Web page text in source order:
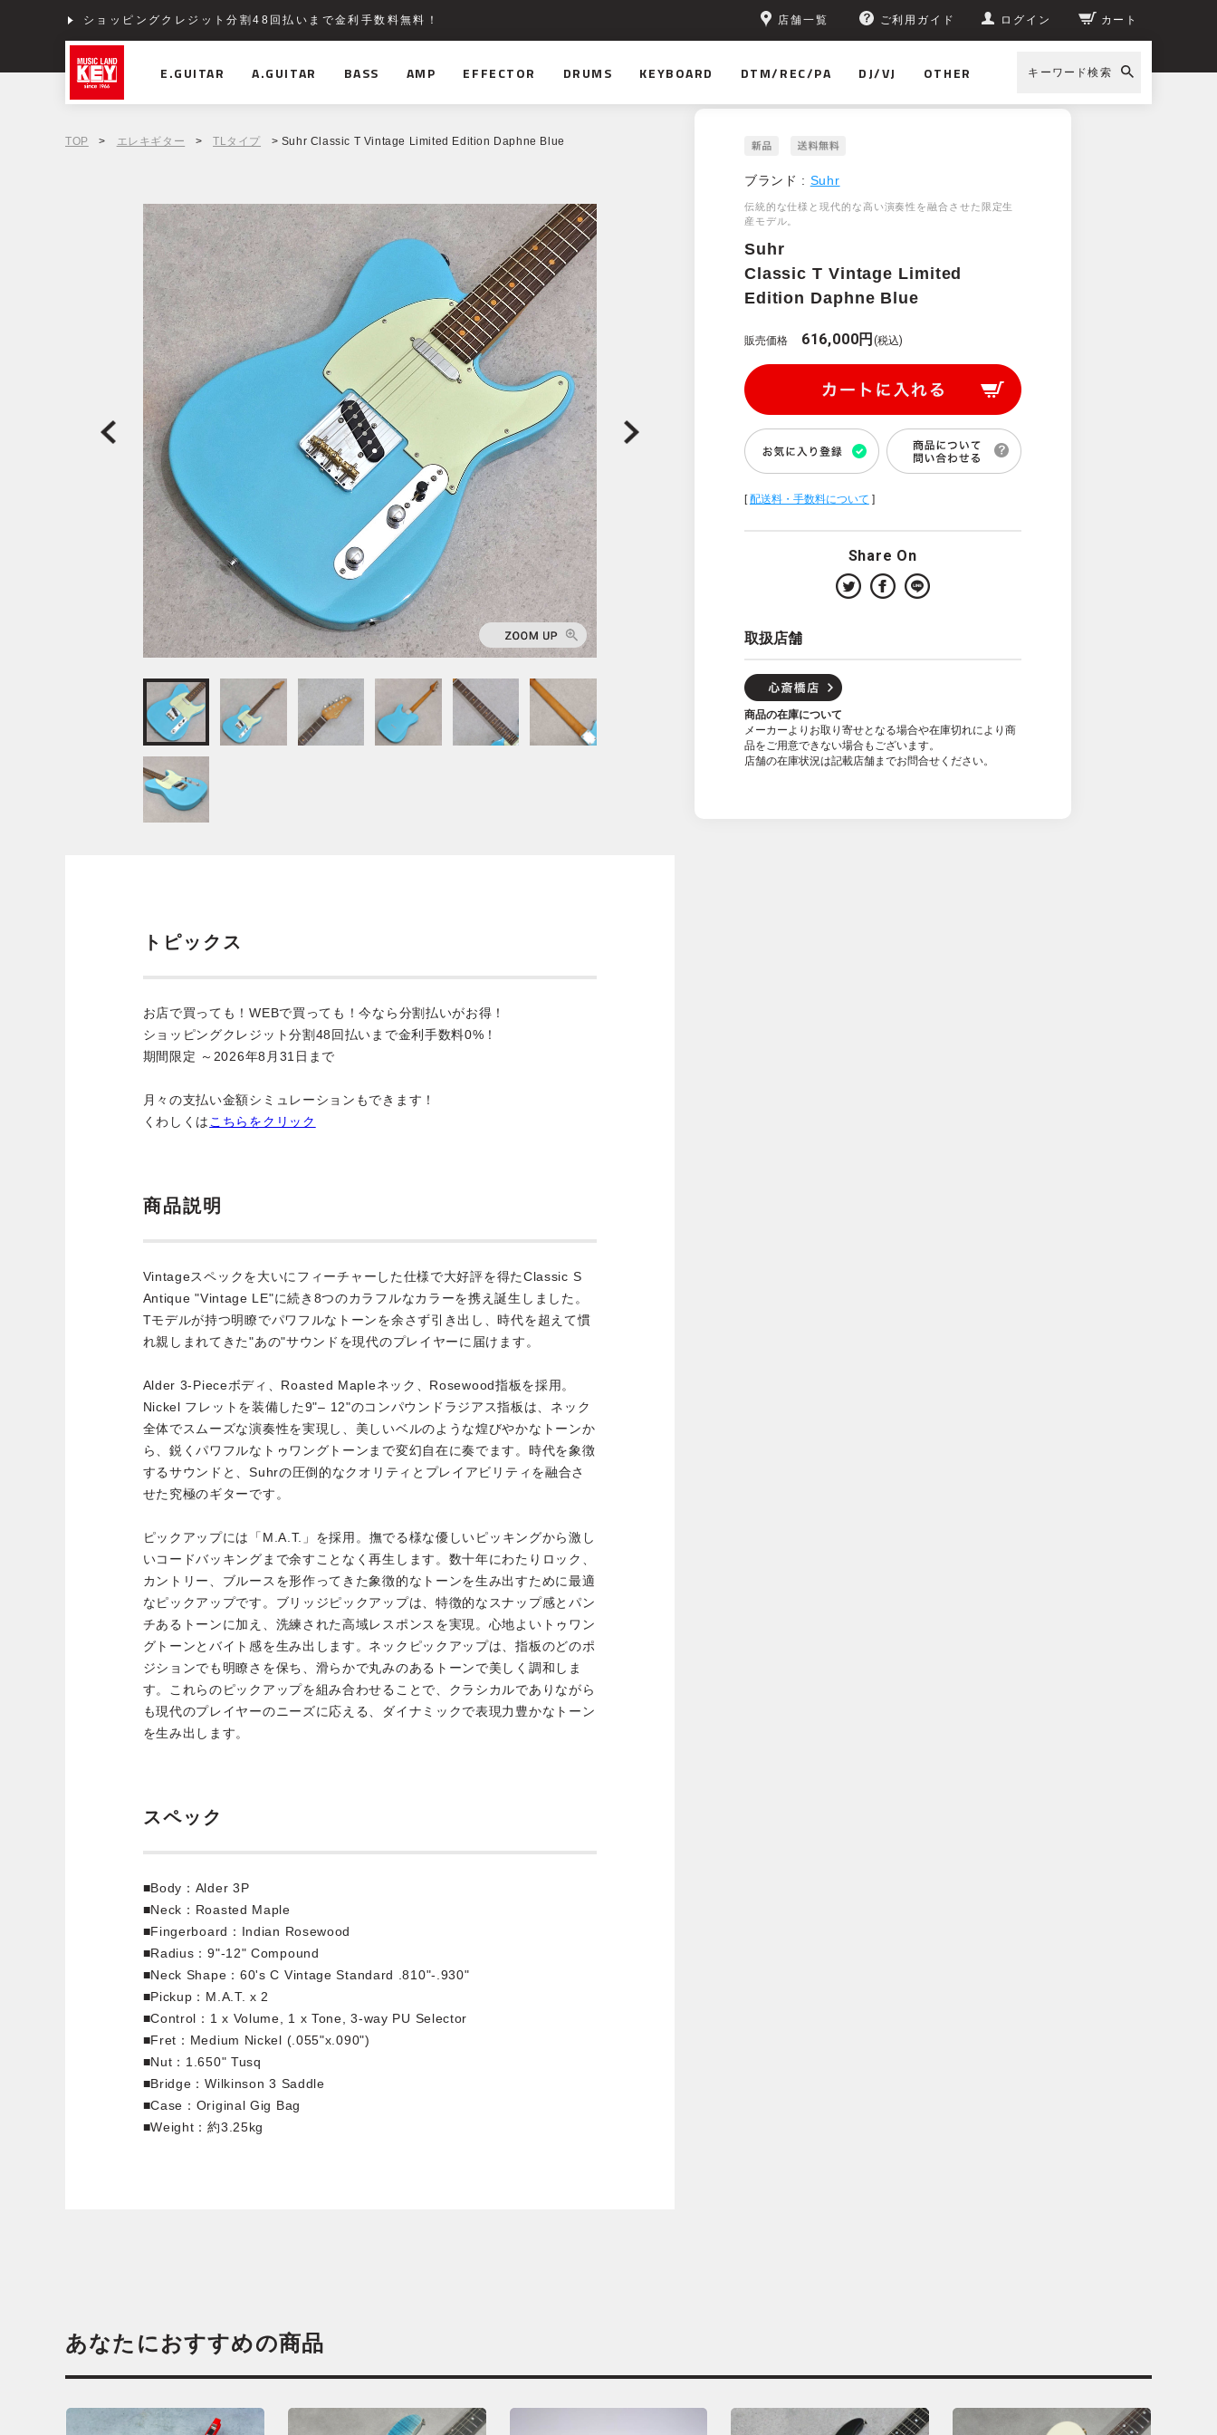
ショッピングクレジット分割48回払いまで金利手数料無料！ 店舗一覧 ご利用ガイド ログイン カート
E.GUITAR A.GUITAR BASS AMP EFFECTOR DRUMS KEYBOARD DTM/REC/PA DJ/VJ OTHER キーワード検索
TOP > エレキギター > TLタイプ > Suhr Classic T Vintage Limited Edition Daphne Blue
ブランド : Suhr
伝統的な仕様と現代的な高い演奏性を融合させた限定生
産モデル。
Suhr
Classic T Vintage Limited
Edition Daphne Blue
販売価格 616,000円(税込)
[配送料・手数料について ]
Share On
取扱店舗
商品の在庫について
メーカーよりお取り寄せとなる場合や在庫切れにより商
品をご用意できない場合もございます。
店舗の在庫状況は記載店舗までお問合せください。
トピックス
お店で買っても！WEBで買っても！今なら分割払いがお得！
ショッピングクレジット分割48回払いまで金利手数料0%！
期間限定 ～2026年8月31日まで
月々の支払い金額シミュレーションもできます！
くわしくは こちらをクリック
商品説明
Vintageスペックを大いにフィーチャーした仕様で大好評を得たClassic S
Antique "Vintage LE"に続き8つのカラフルなカラーを携え誕生しました。
Tモデルが持つ明瞭でパワフルなトーンを余さず引き出し、時代を超えて慣
れ親しまれてきた"あの"サウンドを現代のプレイヤーに届けます。
Alder 3-Pieceボディ、Roasted Mapleネック、Rosewood指板を採用。
Nickel フレットを装備した9"– 12"のコンパウンドラジアス指板は、ネック
全体でスムーズな演奏性を実現し、美しいベルのような煌びやかなトーンか
ら、鋭くパワフルなトゥワングトーンまで変幻自在に奏でます。時代を象徴
するサウンドと、Suhrの圧倒的なクオリティとプレイアビリティを融合さ
せた究極のギターです。
ピックアップには「M.A.T.」を採用。撫でる様な優しいピッキングから激し
いコードバッキングまで余すことなく再生します。数十年にわたりロック、
カントリー、ブルースを形作ってきた象徴的なトーンを生み出すために最適
なピックアップです。ブリッジピックアップは、特徴的なスナップ感とパン
チあるトーンに加え、洗練された高域レスポンスを実現。心地よいトゥワン
グトーンとバイト感を生み出します。ネックピックアップは、指板のどのポ
ジションでも明瞭さを保ち、滑らかで丸みのあるトーンで美しく調和しま
す。これらのピックアップを組み合わせることで、クラシカルでありながら
も現代のプレイヤーのニーズに応える、ダイナミックで表現力豊かなトーン
を生み出します。
スペック
■Body：Alder 3P
■Neck：Roasted Maple
■Fingerboard：Indian Rosewood
■Radius：9"-12" Compound
■Neck Shape：60's C Vintage Standard .810"-.930"
■Pickup：M.A.T. x 2
■Control：1 x Volume, 1 x Tone, 3-way PU Selector
■Fret：Medium Nickel (.055"x.090")
■Nut：1.650" Tusq
■Bridge：Wilkinson 3 Saddle
■Case：Original Gig Bag
■Weight：約3.25kg
あなたにおすすめの商品